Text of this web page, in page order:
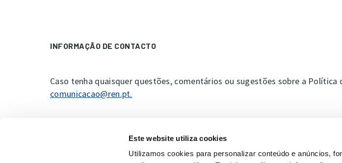
Este website utiliza cookies
Utilizamos cookies para personalizar conteúdo e anúncios,
INFORMAÇÃO DE CONTACTO
Caso tenha quaisquer questões, comentários ou sugestões sobre a Política
comunicacao@ren.pt.